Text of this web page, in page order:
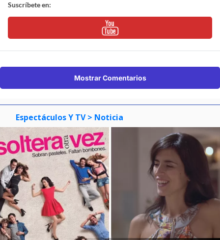
Suscríbete en:
Mostrar Comentarios
Espectáculos Y TV > Noticia